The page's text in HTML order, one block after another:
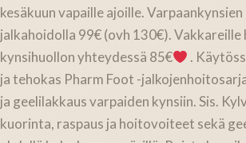
kesäkuun vapaille ajoille.
jalkahoidolla 99€ (ovh 130€). Vakkareille
kynsihuollon yhteydessä 85€
.
ja tehokas Pharm Foot -
ja geelilakkaus varpaiden kynsiin. Sis.
kuorinta, raspaus ja hoitovoiteet sekä